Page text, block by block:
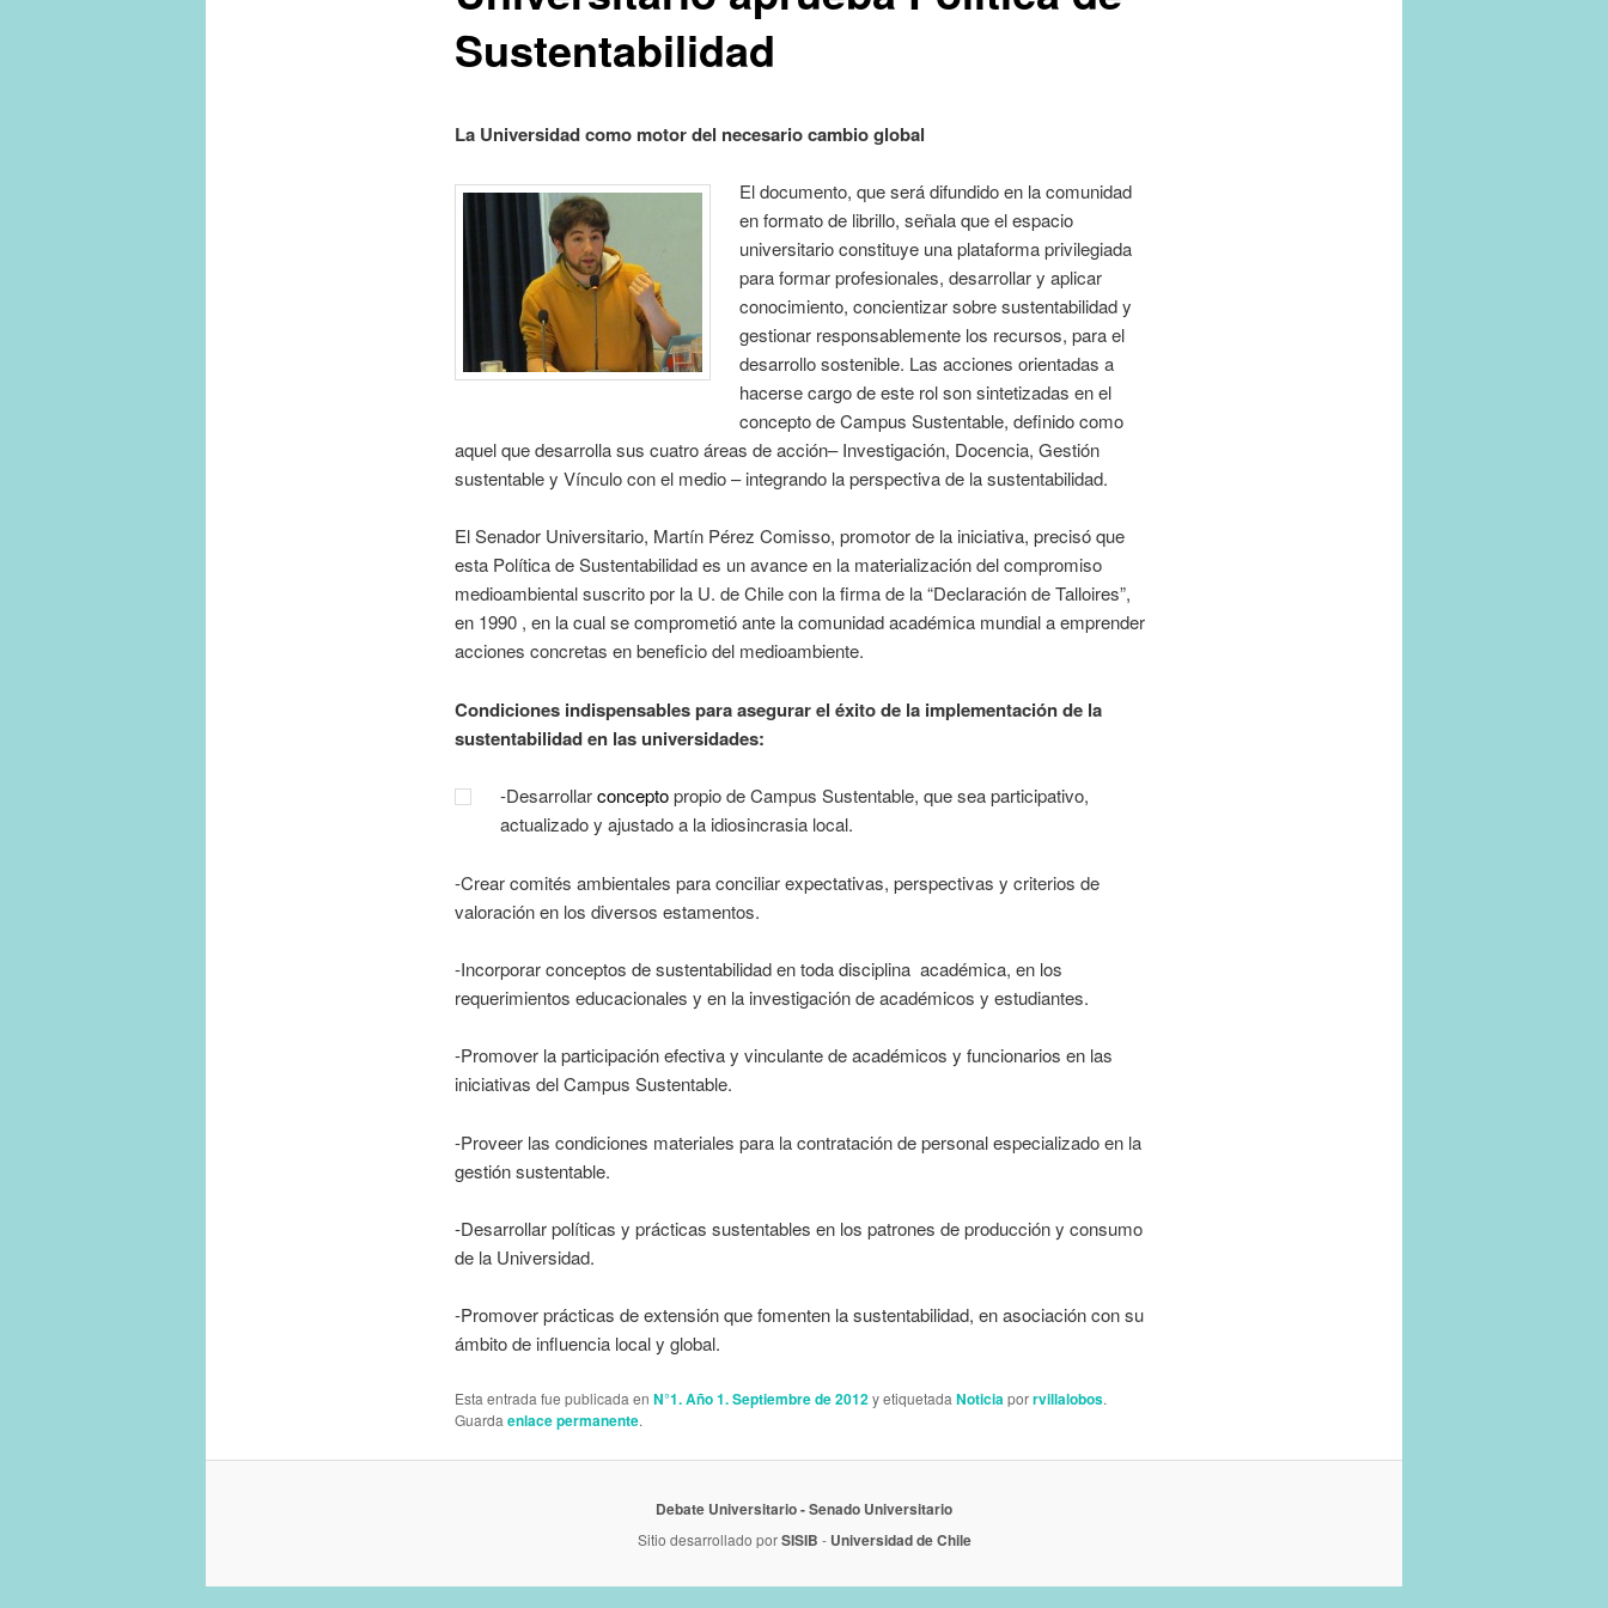
Sustentabilidad
La Universidad como motor del necesario cambio global
El documento, que será difundido en la comunidad
en formato de librillo, señala que el espacio
universitario constituye una plataforma privilegiada
para formar profesionales, desarrollar y aplicar
conocimiento, concientizar sobre sustentabilidad y
gestionar responsablemente los recursos, para el
desarrollo sostenible. Las acciones orientadas a
hacerse cargo de este rol son sintetizadas en el
concepto de Campus Sustentable, definido como
aquel que desarrolla sus cuatro áreas de acción– Investigación, Docencia, Gestión
sustentable y Vínculo con el medio – integrando la perspectiva de la sustentabilidad.
El Senador Universitario, Martín Pérez Comisso, promotor de la iniciativa, precisó que
esta Política de Sustentabilidad es un avance en la materialización del compromiso
medioambiental suscrito por la U. de Chile con la firma de la “Declaración de Talloires”,
en 1990 , en la cual se comprometió ante la comunidad académica mundial a emprender
acciones concretas en beneficio del medioambiente.
Condiciones indispensables para asegurar el éxito de la implementación de la
sustentabilidad en las universidades:
-Desarrollarconceptopropio de Campus Sustentable, que sea participativo,
actualizado y ajustado a la idiosincrasia local.
-Crear comités ambientales para conciliar expectativas, perspectivas y criterios de
valoración en los diversos estamentos.
-Incorporar conceptos de sustentabilidad en toda disciplina académica, en los
requerimientos educacionales y en la investigación de académicos y estudiantes.
-Promover la participación efectiva y vinculante de académicos y funcionarios en las
iniciativas del Campus Sustentable.
-Proveer las condiciones materiales para la contratación de personal especializado en la
gestión sustentable.
-Desarrollar políticas y prácticas sustentables en los patrones de producción y consumo
de la Universidad.
-Promover prácticas de extensión que fomenten la sustentabilidad, en asociación con su
ámbito de influencia local y global.
Esta entrada fue publicada en N°1. Año 1. Septiembre de 2012y etiquetada Noticiaporrvillalobos.
Guarda enlace permanente.
Debate Universitario- Senado Universitario
Sitio desarrollado porSISIB - Universidad de Chile